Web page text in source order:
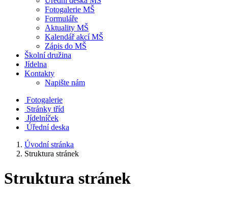
Fotogalerie MŠ
Formuláře
Aktuality MŠ
Kalendář akcí MŠ
Zápis do MŠ
Školní družina
Jídelna
Kontakty
Napište nám
Fotogalerie
Stránky tříd
Jídelníček
Úřední deska
Úvodní stránka
Struktura stránek
Struktura stránek